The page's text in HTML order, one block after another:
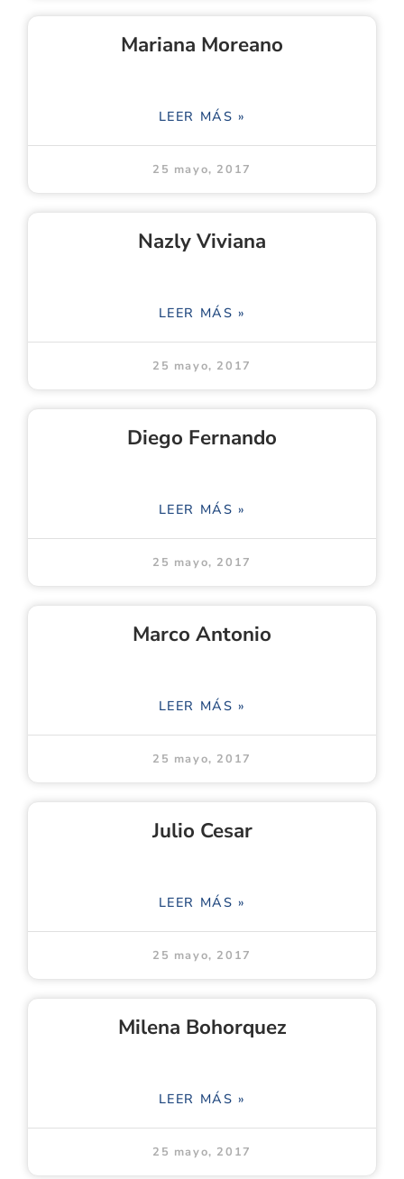
Mariana Moreano
LEER MÁS »
25 mayo, 2017
Nazly Viviana
LEER MÁS »
25 mayo, 2017
Diego Fernando
LEER MÁS »
25 mayo, 2017
Marco Antonio
LEER MÁS »
25 mayo, 2017
Julio Cesar
LEER MÁS »
25 mayo, 2017
Milena Bohorquez
LEER MÁS »
25 mayo, 2017